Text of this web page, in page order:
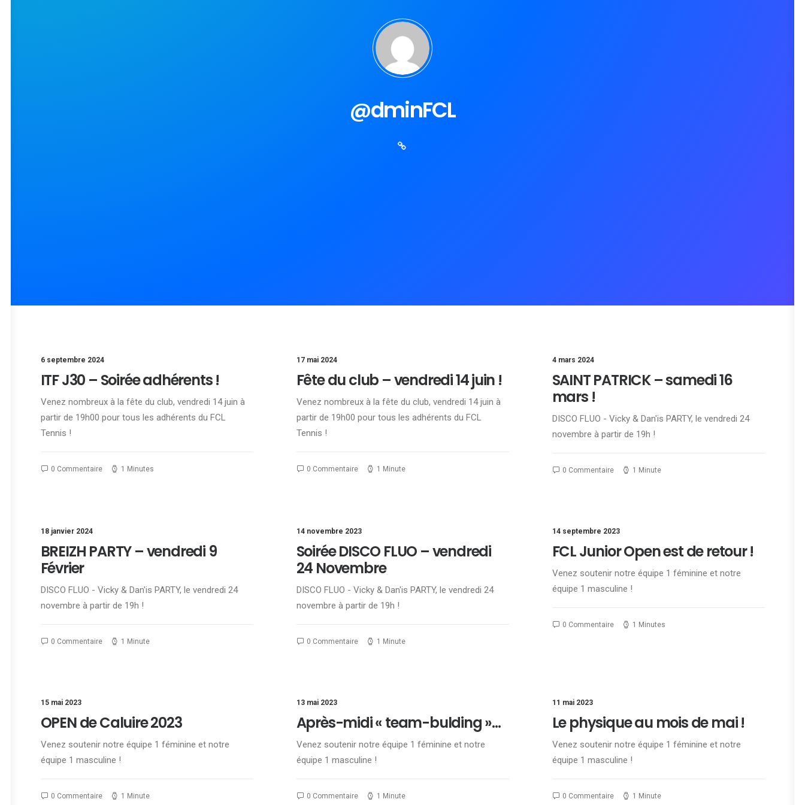
@dminFCL
6 septembre 2024
ITF J30 – Soirée adhérents !
Venez nombreux à la fête du club, vendredi 14 juin à
partir de 19h00 pour tous les adhérents du FCL
Tennis !
0 Commentaire 1 Minutes
17 mai 2024
Fête du club – vendredi 14 juin !
Venez nombreux à la fête du club, vendredi 14 juin à
partir de 19h00 pour tous les adhérents du FCL
Tennis !
0 Commentaire 1 Minute
4 mars 2024
SAINT PATRICK – samedi 16
mars !
DISCO FLUO - Vicky & Dan'is PARTY, le vendredi 24
novembre à partir de 19h !
0 Commentaire 1 Minute
18 janvier 2024
BREIZH PARTY – vendredi 9
Février
DISCO FLUO - Vicky & Dan'is PARTY, le vendredi 24
novembre à partir de 19h !
0 Commentaire 1 Minute
14 novembre 2023
Soirée DISCO FLUO – vendredi
24 Novembre
DISCO FLUO - Vicky & Dan'is PARTY, le vendredi 24
novembre à partir de 19h !
0 Commentaire 1 Minute
14 septembre 2023
FCL Junior Open est de retour !
Venez soutenir notre équipe 1 féminine et notre
équipe 1 masculine !
0 Commentaire 1 Minutes
15 mai 2023
OPEN de Caluire 2023
Venez soutenir notre équipe 1 féminine et notre
équipe 1 masculine !
0 Commentaire 1 Minute
13 mai 2023
Après-midi « team-bulding »…
Venez soutenir notre équipe 1 féminine et notre
équipe 1 masculine !
0 Commentaire 1 Minute
11 mai 2023
Le physique au mois de mai !
Venez soutenir notre équipe 1 féminine et notre
équipe 1 masculine !
0 Commentaire 1 Minute